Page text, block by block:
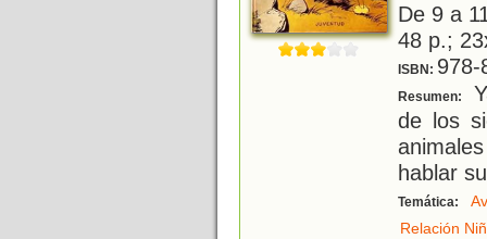
De 9 a
48 p.;
ISBN: 978-
Resumen:
de los
hablar
Temática:
Relación